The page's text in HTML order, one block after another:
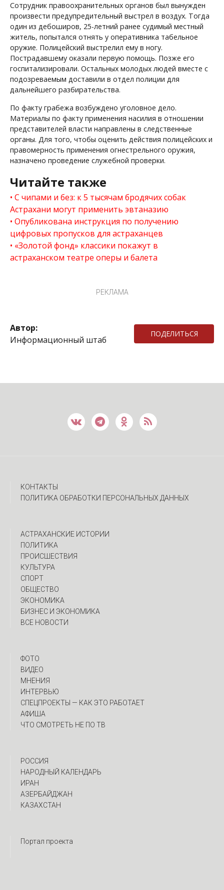
Сотрудник правоохранительных органов был вынужден
произвести предупредительный выстрел в воздух. Тогда
один из дебоширов, 25-летний ранее судимый местный
житель, попытался отнять у оперативника табельное
оружие. Полицейский выстрелил ему в ногу.
Пострадавшему оказали первую помощь. Позже его
госпитализировали. Остальных молодых людей вместе с
подозреваемым доставили в отдел полиции для
дальнейшего разбирательства.
По факту грабежа возбуждено уголовное дело.
Материалы по факту применения насилия в отношении
представителей власти направлены в следственные
органы. Для того, чтобы оценить действия полицейских и
правомерность применения огнестрельного оружия,
назначено проведение служебной проверки.
Читайте также
С чипами и без: к 5 тысячам бродячих собак
Астрахани могут применить эвтаназию
Опубликована инструкция по получению
цифровых пропусков для астраханцев
«Золотой фонд» классики покажут в
астраханском театре оперы и балета
РЕКЛАМА
Автор:
Информационный штаб
ПОДЕЛИТЬСЯ
КОНТАКТЫ
ПОЛИТИКА ОБРАБОТКИ ПЕРСОНАЛЬНЫХ ДАННЫХ
АСТРАХАНСКИЕ ИСТОРИИ
ПОЛИТИКА
ПРОИСШЕСТВИЯ
КУЛЬТУРА
СПОРТ
ОБЩЕСТВО
ЭКОНОМИКА
БИЗНЕС И ЭКОНОМИКА
ВСЕ НОВОСТИ
ФОТО
ВИДЕО
МНЕНИЯ
ИНТЕРВЬЮ
CПЕЦПРОЕКТЫ — КАК ЭТО РАБОТАЕТ
АФИША
ЧТО СМОТРЕТЬ НЕ ПО ТВ
РОССИЯ
НАРОДНЫЙ КАЛЕНДАРЬ
ИРАН
АЗЕРБАЙДЖАН
КАЗАХСТАН
Портал проекта